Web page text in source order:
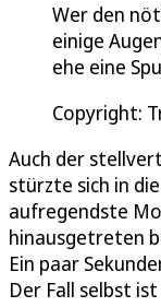
Wer den
einige
ehe eine
Copyright:
Auch der
stürzte sich in
aufregendste
hinausgetreten
Ein paar
Der Fall selbst